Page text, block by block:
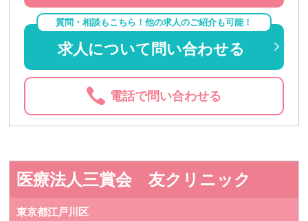
質問・相談もこちら！他の求人のご紹介も可能！
求人について問い合わせる
電話で問い合わせる
医療法人三賞会 友クリニック
東京都江戸川区